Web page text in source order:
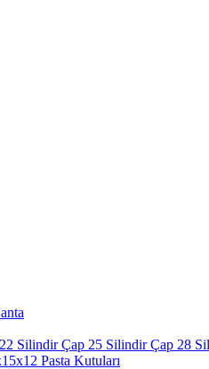
SilindirÇap 25 SilindirÇap 28
Pasta Kutuları